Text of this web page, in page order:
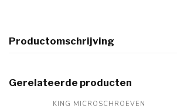
Productomschrijving
Gerelateerde producten
KING MICROSCHROEVEN